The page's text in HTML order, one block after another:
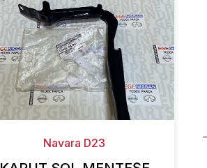
Navara D23